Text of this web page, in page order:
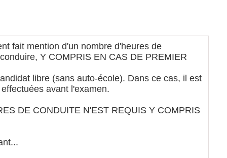
fait mention d'un nombre d'heures de
Y COMPRIS EN CAS DE PREMIER
libre (sans auto-école). Dans ce cas, il est
avant l'examen.
DE CONDUITE N'EST REQUIS Y COMPRIS